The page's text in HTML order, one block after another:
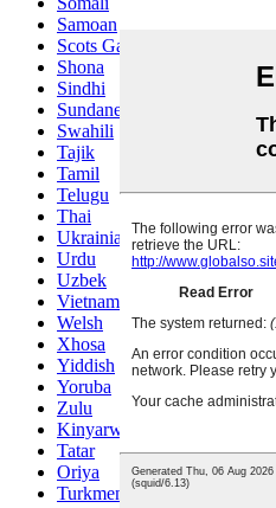
Samoan
Scots Gaelic
Shona
Sindhi
Sundanese
Swahili
Tajik
Tamil
Telugu
Thai
Ukrainian
Urdu
Uzbek
Vietnamese
Welsh
Xhosa
Yiddish
Yoruba
Zulu
Kinyarwanda
Tatar
Oriya
Turkmen